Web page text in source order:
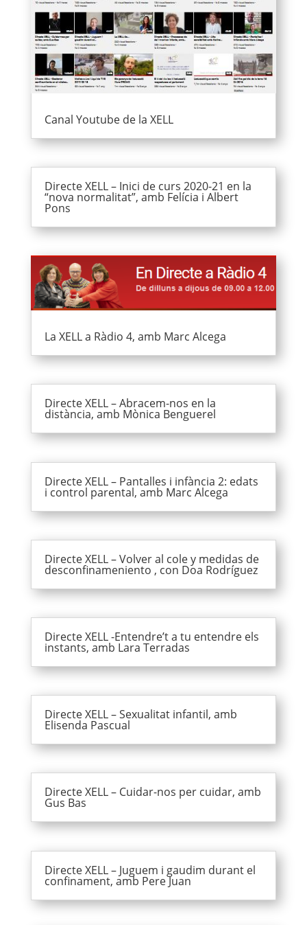
Canal Youtube de la XELL
Directe XELL – Inici de curs 2020-21 en la
“nova normalitat”, amb Felícia i Albert
Pons
La XELL a Ràdio 4, amb Marc Alcega
Directe XELL – Abracem-nos en la
distància, amb Mònica Benguerel
Directe XELL – Pantalles i infància 2: edats
i control parental, amb Marc Alcega
Directe XELL – Volver al cole y medidas de
desconfinameniento , con Doa Rodríguez
Directe XELL -Entendre’t a tu entendre els
instants, amb Lara Terradas
Directe XELL – Sexualitat infantil, amb
Elisenda Pascual
Directe XELL – Cuidar-nos per cuidar, amb
Gus Bas
Directe XELL – Juguem i gaudim durant el
confinament, amb Pere Juan